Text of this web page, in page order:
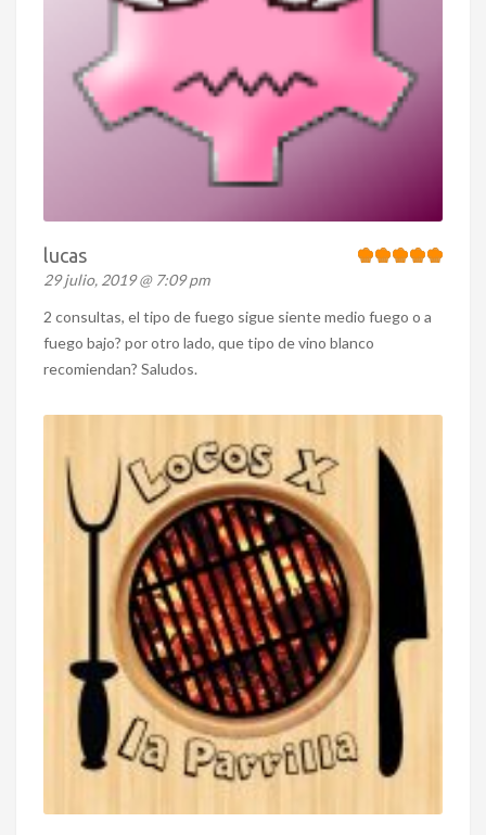
lucas
29 julio, 2019 @ 7:09 pm
2 consultas, el tipo de fuego sigue siente medio fuego o a
fuego bajo? por otro lado, que tipo de vino blanco
recomiendan? Saludos.